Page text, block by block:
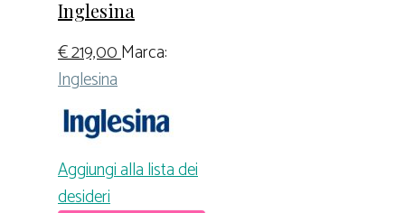
Inglesina
€219,00Marca:
Inglesina
Aggiungi alla lista dei
desideri